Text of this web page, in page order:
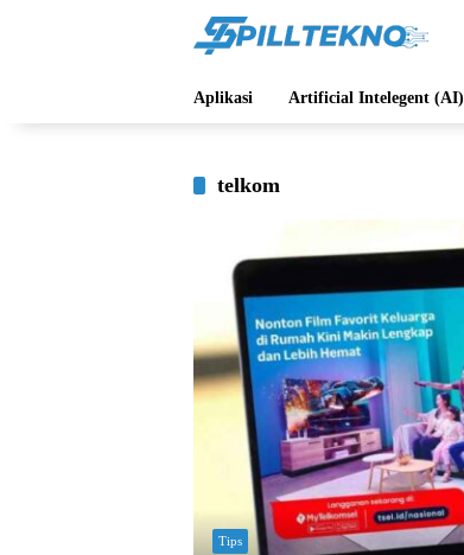
Aplikasi Artificial Intelegent (AI)
telkom
Tips